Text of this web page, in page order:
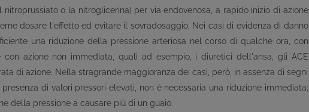
o la nitroglicerina) per via endovenosa, a rapido inizio di azione
dosare l'effetto ed evitare il sovradosaggio. Nei casi di evidenza di danno
una riduzione della pressione arteriosa nel corso di qualche ora, con
azione non immediata, quali ad esempio, i diuretici dell'ansa, gli ACE
di azione. Nella stragrande maggioranza dei casi, però, in assenza di segni
di valori pressori elevati, non è necessaria una riduzione immediata;
della pressione a causare più di un guaio.